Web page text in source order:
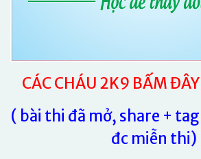
CÁC CHÁU 2K9 BẤM
( bài thi đã mở, share +
đc miễn thi)